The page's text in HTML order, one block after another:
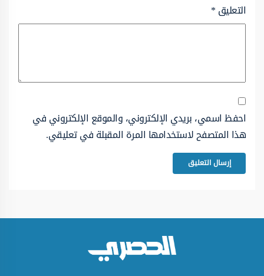
التعليق*
احفظ اسمي، بريدي الإلكتروني، والموقع الإلكتروني في
هذا المتصفح لاستخدامها المرة المقبلة في تعليقي.